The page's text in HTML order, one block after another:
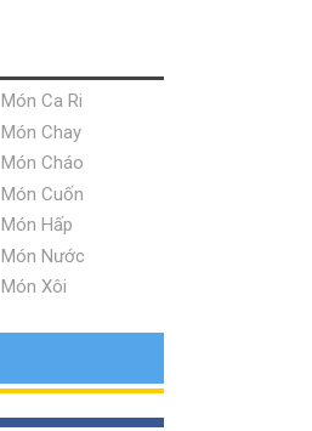
Món Ca Ri
Món Chay
Món Cháo
Món Cuốn
Món Hấp
Món Nước
Món Xôi